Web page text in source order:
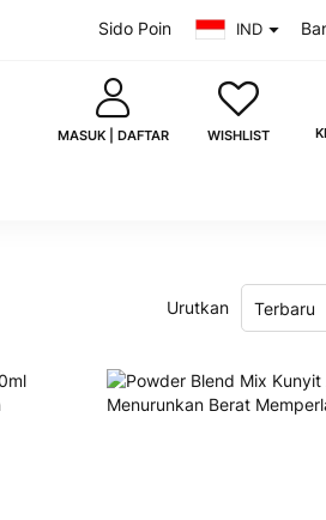
Sido Poin IND
MASUK | DAFTAR
MASUK
WISHLIST
Urutkan Terbaru